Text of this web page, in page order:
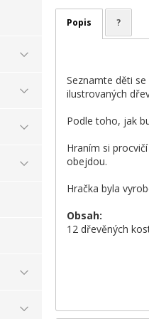
Popis ?
Seznamte děti
ilustrovaných
Podle toho, jak
Hraním si
obejdou.
Hračka byla
Obsah:
12 dřevěných